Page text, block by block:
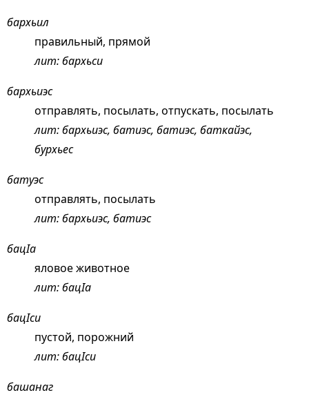
бархьил
правильный, прямой
лит: бархьси
бархьиэс
отправлять, посылать, отпускать, посылать
лит: бархьиэс, батиэс, батиэс, баткайэс,
бурхьес
батуэс
отправлять, посылать
лит: бархьиэс, батиэс
бацIа
яловое животное
лит: бацIа
бацIси
пустой, порожний
лит: бацIси
башанаг